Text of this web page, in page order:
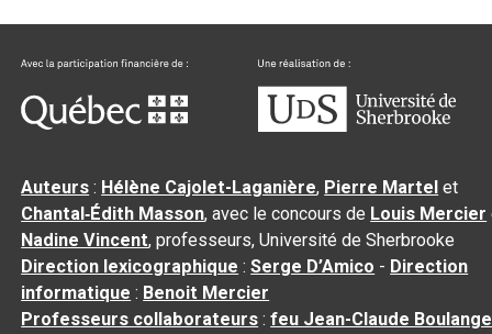
Auteurs : Hélène Cajolet-Laganière, Pierre Martel et
Chantal‑Édith Masson, avec le concours de Louis Mercier
Nadine Vincent, professeurs, Université de Sherbrooke
Direction lexicographique :Serge D’Amico - Direction
informatique : Benoit Mercier
Professeurs collaborateurs :feu Jean-Claude